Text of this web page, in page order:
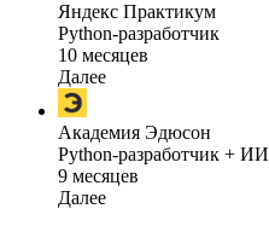
Яндекс Практикум
Python-разработчик
10 месяцев
Далее
Академия Эдюсон
Python-разработчик + ИИ
9 месяцев
Далее